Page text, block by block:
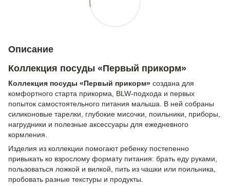
Описание
Коллекция посуды «Первый прикорм»
Коллекция посуды «Первый прикорм» создана для
комфортного старта прикорма, BLW-подхода и первых
попыток самостоятельного питания малыша. В ней собраны
силиконовые тарелки, глубокие мисочки, поильники, приборы,
нагрудники и полезные аксессуары для ежедневного
кормления.
Изделия из коллекции помогают ребенку постепенно
привыкать ко взрослому формату питания: брать еду руками,
пользоваться ложкой и вилкой, пить из чашки или поильника,
пробовать разные текстуры и продукты.